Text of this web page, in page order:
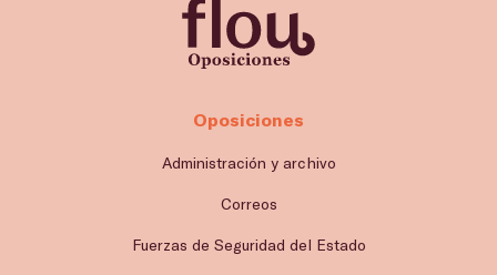
Oposiciones
Administración y archivo
Correos
Fuerzas de Seguridad del Estado